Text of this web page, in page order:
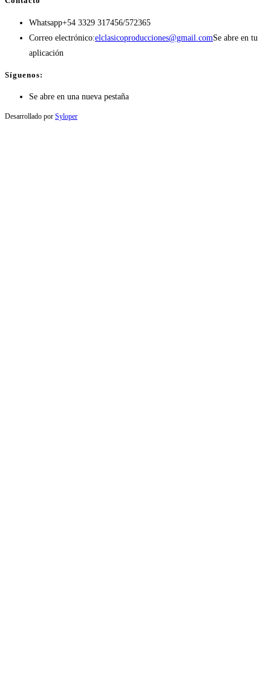
Whatsapp+54 3329 317456/572365
Correo electrónico:elclasicoproducciones@gmail.comSe abre en tu
aplicación
Síguenos:
Se abre en una nueva pestaña
Desarrollado por Syloper